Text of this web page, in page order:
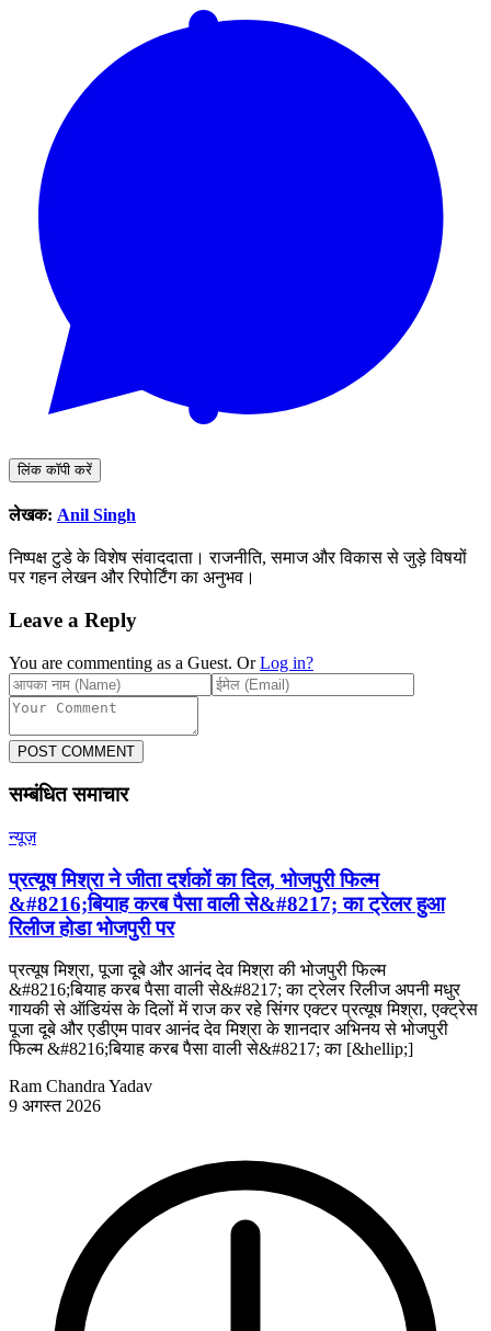
लिंक कॉपी करें
लेखक: Anil Singh
निष्पक्ष टुडे के विशेष संवाददाता। राजनीति, समाज और विकास से जुड़े विषयों
पर गहन लेखन और रिपोर्टिंग का अनुभव।
Leave a Reply
You are commenting as a Guest. Or Log in?
POST COMMENT
सम्बंधित समाचार
न्यूज़
प्रत्यूष मिश्रा ने जीता दर्शकों का दिल, भोजपुरी फिल्म
&#8216;बियाह करब पैसा वाली से&#8217; का ट्रेलर हुआ
रिलीज होडा भोजपुरी पर
प्रत्यूष मिश्रा, पूजा दूबे और आनंद देव मिश्रा की भोजपुरी फिल्म
&#8216;बियाह करब पैसा वाली से&#8217; का ट्रेलर रिलीज अपनी मधुर
गायकी से ऑडियंस के दिलों में राज कर रहे सिंगर एक्टर प्रत्यूष मिश्रा, एक्ट्रेस
पूजा दूबे और एडीएम पावर आनंद देव मिश्रा के शानदार अभिनय से भोजपुरी
फिल्म &#8216;बियाह करब पैसा वाली से&#8217; का [&hellip;]
Ram Chandra Yadav
9 अगस्त 2026